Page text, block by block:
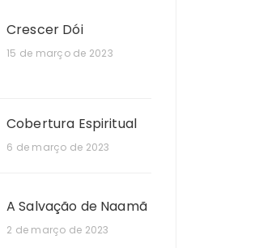
Crescer Dói
15 de março de 2023
Cobertura Espiritual
6 de março de 2023
A Salvação de Naamã
2 de março de 2023